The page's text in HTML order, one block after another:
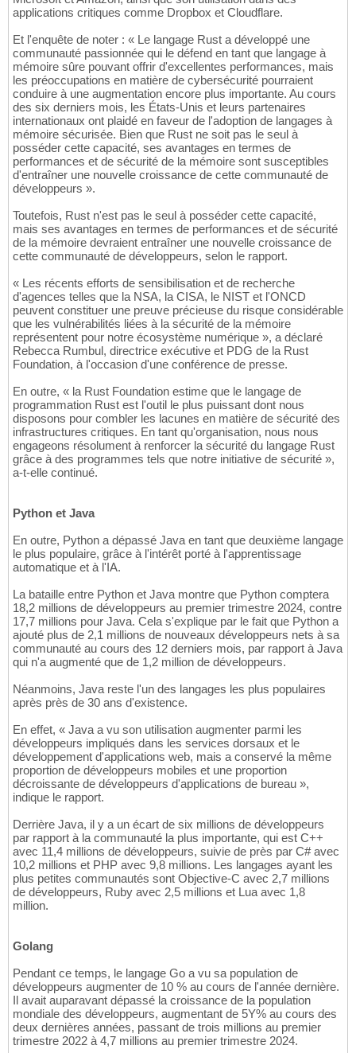
applications critiques comme Dropbox et Cloudflare.
Et l'enquête de noter : « Le langage Rust a développé une
communauté passionnée qui le défend en tant que langage à
mémoire sûre pouvant offrir d'excellentes performances, mais
les préoccupations en matière de cybersécurité pourraient
conduire à une augmentation encore plus importante. Au cours
des six derniers mois, les États-Unis et leurs partenaires
internationaux ont plaidé en faveur de l'adoption de langages à
mémoire sécurisée. Bien que Rust ne soit pas le seul à
posséder cette capacité, ses avantages en termes de
performances et de sécurité de la mémoire sont susceptibles
d'entraîner une nouvelle croissance de cette communauté de
développeurs ».
Toutefois, Rust n'est pas le seul à posséder cette capacité,
mais ses avantages en termes de performances et de sécurité
de la mémoire devraient entraîner une nouvelle croissance de
cette communauté de développeurs, selon le rapport.
« Les récents efforts de sensibilisation et de recherche
d'agences telles que la NSA, la CISA, le NIST et l'ONCD
peuvent constituer une preuve précieuse du risque considérable
que les vulnérabilités liées à la sécurité de la mémoire
représentent pour notre écosystème numérique », a déclaré
Rebecca Rumbul, directrice exécutive et PDG de la Rust
Foundation, à l'occasion d'une conférence de presse.
En outre, « la Rust Foundation estime que le langage de
programmation Rust est l'outil le plus puissant dont nous
disposons pour combler les lacunes en matière de sécurité des
infrastructures critiques. En tant qu'organisation, nous nous
engageons résolument à renforcer la sécurité du langage Rust
grâce à des programmes tels que notre initiative de sécurité »,
a-t-elle continué.
Python et Java
En outre, Python a dépassé Java en tant que deuxième langage
le plus populaire, grâce à l'intérêt porté à l'apprentissage
automatique et à l'IA.
La bataille entre Python et Java montre que Python comptera
18,2 millions de développeurs au premier trimestre 2024, contre
17,7 millions pour Java. Cela s'explique par le fait que Python a
ajouté plus de 2,1 millions de nouveaux développeurs nets à sa
communauté au cours des 12 derniers mois, par rapport à Java
qui n'a augmenté que de 1,2 million de développeurs.
Néanmoins, Java reste l'un des langages les plus populaires
après près de 30 ans d'existence.
En effet, « Java a vu son utilisation augmenter parmi les
développeurs impliqués dans les services dorsaux et le
développement d'applications web, mais a conservé la même
proportion de développeurs mobiles et une proportion
décroissante de développeurs d'applications de bureau »,
indique le rapport.
Derrière Java, il y a un écart de six millions de développeurs
par rapport à la communauté la plus importante, qui est C++
avec 11,4 millions de développeurs, suivie de près par C# avec
10,2 millions et PHP avec 9,8 millions. Les langages ayant les
plus petites communautés sont Objective-C avec 2,7 millions
de développeurs, Ruby avec 2,5 millions et Lua avec 1,8
million.
Golang
Pendant ce temps, le langage Go a vu sa population de
développeurs augmenter de 10 % au cours de l'année dernière.
Il avait auparavant dépassé la croissance de la population
mondiale des développeurs, augmentant de 5Y% au cours des
deux dernières années, passant de trois millions au premier
trimestre 2022 à 4,7 millions au premier trimestre 2024.